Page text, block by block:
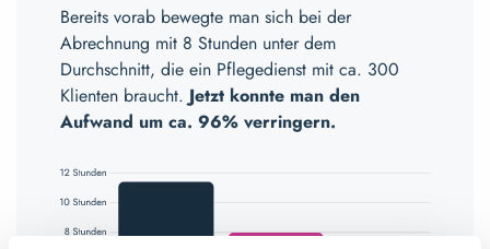
Bereits vorab bewegte man sich bei der
Abrechnung mit 8 Stunden unter dem
Durchschnitt, die ein Pflegedienst mit ca. 300
Klienten braucht. Jetzt konnte man den
Aufwand um ca. 96% verringern.